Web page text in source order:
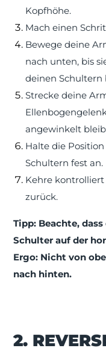
Kopfhöhe.
Mach einen
Bewege deine
nach unten, bis
deinen Schultern
Strecke deine
angewinkelt
Halte die
Schultern fest an.
Kehre
zurück.
Tipp: Beachte,
Schulter auf der
Ergo: Nicht von
nach hinten.
2.